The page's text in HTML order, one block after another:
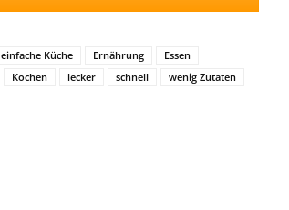
einfache Küche Ernährung
Essen
Kochen lecker schnell wenig Zutaten